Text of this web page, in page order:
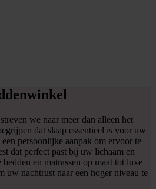
we naar meer dan alleen het
dat slaap essentieel is voor uw
persoonlijke aanpak om ervoor te
dat perfect past bij uw lichaam en
en matrassen op maat tot luxe
uw nachtrust naar een hoger niveau te